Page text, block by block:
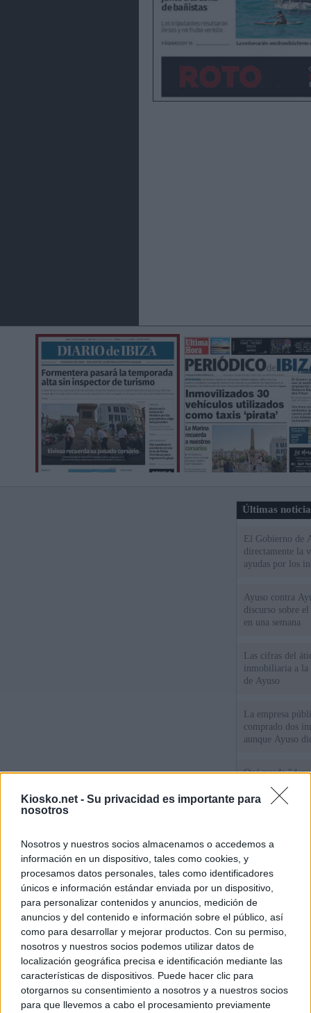
Kiosko.net - Su privacidad es importante para
nosotros
Nosotros y nuestros socios almacenamos o accedemos a
información en un dispositivo, tales como cookies, y
procesamos datos personales, tales como identificadores
únicos e información estándar enviada por un dispositivo,
para personalizar contenidos y anuncios, medición de
anuncios y del contenido e información sobre el público, así
como para desarrollar y mejorar productos. Con su permiso,
nosotros y nuestros socios podemos utilizar datos de
localización geográfica precisa e identificación mediante las
características de dispositivos. Puede hacer clic para
otorgarnos su consentimiento a nosotros y a nuestros socios
para que llevemos a cabo el procesamiento previamente
Últimas
El Gobierno de
directamente la
ayudas por los
Ayuso contra
discurso sobre
en una semana
Las cifras del
inmobiliaria a la
de Ayuso
La empresa
comprado dos
aunque Ayuso
Qué puede
de violencia de
Gobierno
del Príncipe sin
intemperie"
© Kiosko.net Aviso Legal Privacidad y Cookies